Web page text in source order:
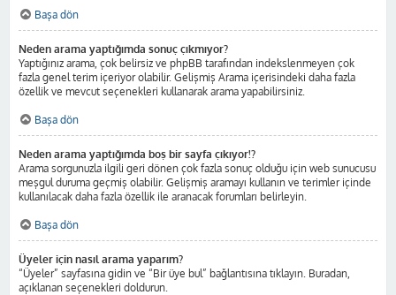
Başa dön
Neden arama yaptığımda sonuç çıkmıyor?
Yaptığınız arama, çok belirsiz ve phpBB tarafından indekslenmeyen çok
fazla genel terim içeriyor olabilir. Gelişmiş Arama içerisindeki daha fazla
özellik ve mevcut seçenekleri kullanarak arama yapabilirsiniz.
Başa dön
Neden arama yaptığımda boş bir sayfa çıkıyor!?
Arama sorgunuzla ilgili geri dönen çok fazla sonuç olduğu için web sunucusu
meşgul duruma geçmiş olabilir. Gelişmiş aramayı kullanın ve terimler içinde
kullanılacak daha fazla özellik ile aranacak forumları belirleyin.
Başa dön
Üyeler için nasıl arama yaparım?
“Üyeler” sayfasına gidin ve “Bir üye bul” bağlantısına tıklayın. Buradan,
açıklanan seçenekleri doldurun.